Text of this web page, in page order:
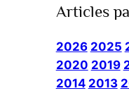
Articles
2026 2025
2020 2019
2014 2013